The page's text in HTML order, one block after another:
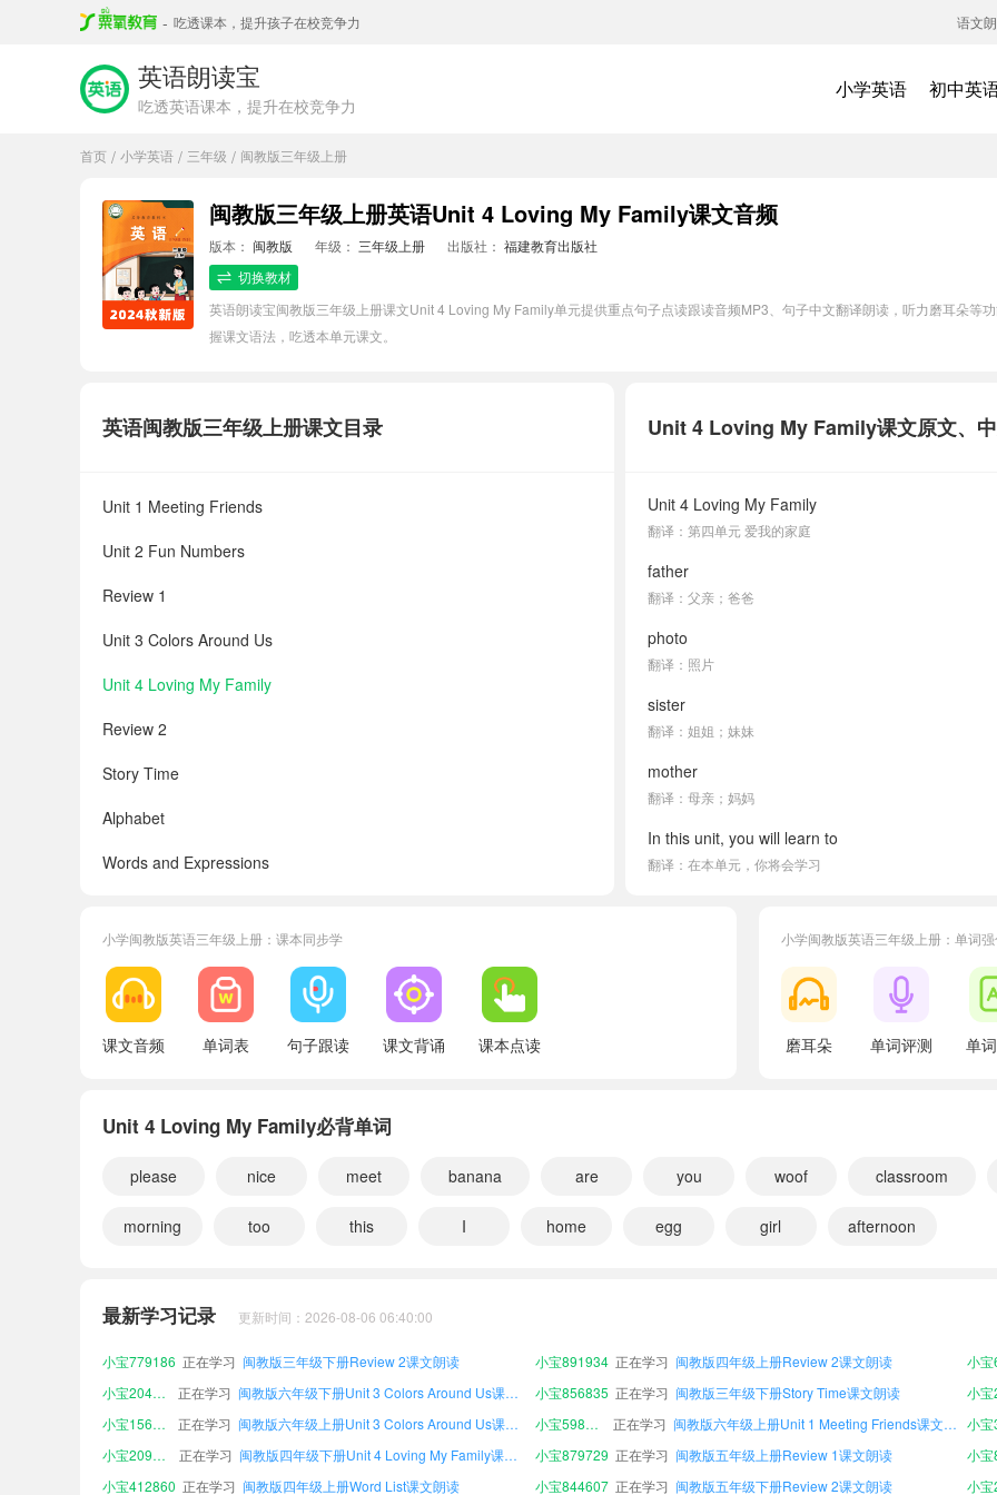
- 吃透课本，提升孩子在校竞争力 语文
英语朗读宝
吃透英语课本，提升在校竞争力
小学英语 初中英
首页 / 小学英语 / 三年级 / 闽教版三年级上册
闽教版三年级上册英语Unit 4 Loving My Family课文音频
版本： 闽教版 年级： 三年级上册 出版社： 福建教育出版社
切换教材
英语朗读宝闽教版三年级上册课文Unit 4 Loving My Family单元提供重点句子点读跟读音频MP3、句子中文翻译朗读，听力磨耳朵等
握课文语法，吃透本单元课文。
Unit 4 Loving My Family课文原文、
Unit 4 Loving My Family
翻译：第四单元 爱我的家庭
father
翻译：父亲；爸爸
photo
翻译：照片
sister
翻译：姐姐；妹妹
mother
翻译：母亲；妈妈
In this unit, you will learn to
翻译：在本单元，你将会学习
翻译：谈谈你的家庭成员。
talk about the jobs of your family members.
翻译：谈论你家庭成员的工作。
say and write the letters Yy and Zz.
Lesson 1 This is my father.
Look, listen and say.
Good afternoon, Sally.
翻译：下午好，萨利。
Good afternoon. This is my brother, Ben. This is
翻译：下午好，这是我的弟弟，本。这是我的妹妹，凯特。
英语闽教版三年级上册课文目录
Unit 1 Meeting Friends
Unit 2 Fun Numbers
Review 1
Unit 3 Colors Around Us
Unit 4 Loving My Family
Review 2
Story Time
Alphabet
Words and Expressions
Additional Words
小学闽教版英语三年级上册：课本同步学
课文音频 单词表 句子跟读 课文背诵 课本点读
小学闽教版英语三年级上册：单词
磨耳朵 单词评测 单
Unit 4 Loving My Family必背单词
please nice meet banana are you woof classroom
morning too this I home egg girl afternoon
最新学习记录 更新时间：2026-08-06 06:40:00
小宝470287 正在学习 闽教版六年级上册Additional Words课文朗读
小宝779186 正在学习 闽教版三年级下册Review 2课文朗读 小宝891934 正在学习 闽教版四年级上册Review 2课文朗读
小宝204869
正在学习 闽教版六年级下册Unit 3 Colors Around Us课文朗读 小宝856835 正在学习 闽教版三年级下册Story Time课文朗读
小
小宝156387
正在学习 闽教版六年级上册Unit 3 Colors Around Us课文朗读 小宝598940 正在学习
闽教版六年级上册Unit 1 Meeting Friends课文朗读
小宝209600
正在学习 闽教版四年级下册Unit 4 Loving My Family课文朗读 小宝879729 正在学习 闽教版五年级上册Review 1课文朗读
小宝412860 正在学习 闽教版四年级上册Word List课文朗读 小宝844607 正在学习 闽教版五年级下册Review 2课文朗读